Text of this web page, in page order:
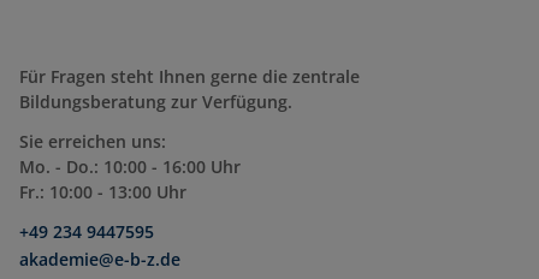
Für Fragen steht Ihnen gerne die zentrale
Bildungsberatung zur Verfügung.
Sie erreichen uns:
Mo. - Do.: 10:00 - 16:00 Uhr
Fr.: 10:00 - 13:00 Uhr
+49 234 9447595
akademie@e-b-z.de